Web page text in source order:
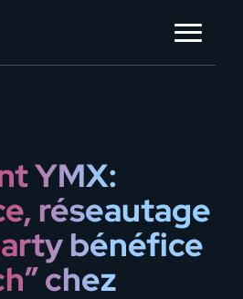
YMX:
réseautage
bénéfice
chez